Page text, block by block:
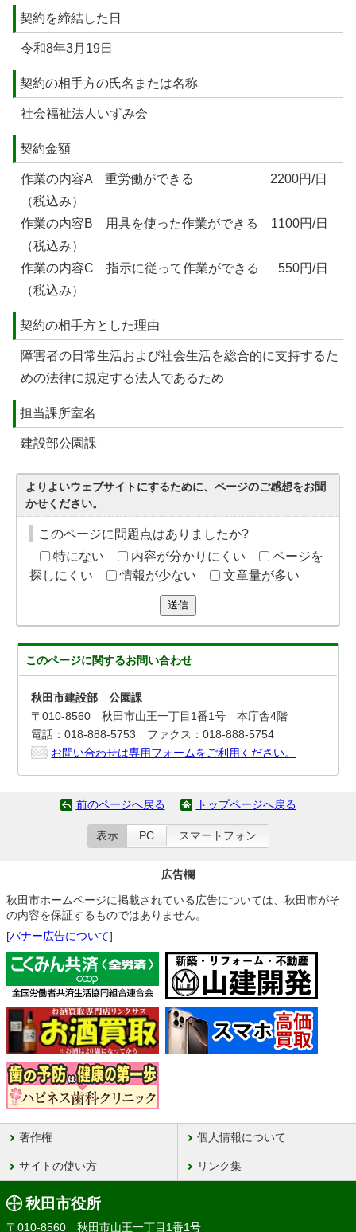
契約を締結した日
令和8年3月19日
契約の相手方の氏名または名称
社会福祉法人いずみ会
契約金額
作業の内容A 重労働ができる 2200円/日
（税込み）
作業の内容B 用具を使った作業ができる 1100円/日
（税込み）
作業の内容C 指示に従って作業ができる 550円/日
（税込み）
契約の相手方とした理由
障害者の日常生活および社会生活を総合的に支持するた
めの法律に規定する法人であるため
担当課所室名
建設部公園課
よりよいウェブサイトにするために、ページのご感想をお聞
かせください。
このページに問題点はありましたか?
特にない
内容が分かりにくい
ページを
探しにくい
情報が少ない 文章量が多い
送信
このページに関するお問い合わせ
秋田市建設部 公園課
〒010-8560 秋田市山王一丁目1番1号 本庁舎4階
電話：018-888-5753 ファクス：018-888-5754
お問い合わせは専用フォームをご利用ください。
前のページへ戻る トップページへ戻る
表示 PC スマートフォン
広告欄
秋田市ホームページに掲載されている広告については、秋田市がそ
の内容を保証するものではありません。
[バナー広告について]
著作権 個人情報について
サイトの使い方 リンク集
秋田市役所
〒010-8560 秋田市山王一丁目1番1号